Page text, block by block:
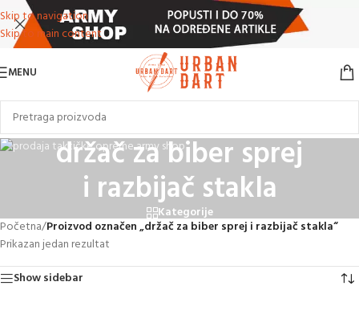
Skip to navigation
Skip to main content
MENU
držač za biber sprej
i razbijač stakla
Kategorije
Početna/Proizvod označen „držač za biber sprej i razbijač stakla“
Prikazan jedan rezultat
Show sidebar